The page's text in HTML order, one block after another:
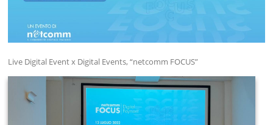
Live Digital Event x Digital Events, “netcomm FOCUS”